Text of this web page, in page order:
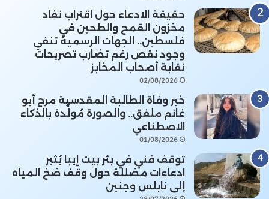
حقيقة الادعاء حول اقتراب نفاد
مخزون القمح والطحين في
فلسطين.. الجهات الرسمية تنفي
وجود نقص رغم تضارب تصريحات
نقابة أصحاب المخابز
02/08/2026
خبر وفاة الطالبة المقدسية مرح أبو
غانم ملفق.. والصورة مُولَّدة بالذكاء
الاصطناعي
01/08/2026
توقف فني في بئر بيت إيبا يُثير
ادعاءات مضللة حول وقف ضخ المياه
إلى نابلس وجنين